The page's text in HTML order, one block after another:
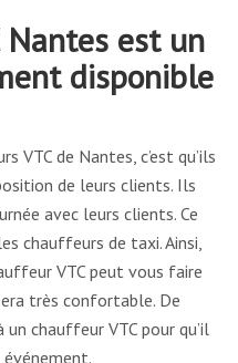
Nantes est un
disponible
VTC de Nantes, c’est qu’ils
de leurs clients. Ils
avec leurs clients. Ce
chauffeurs de taxi. Ainsi,
VTC peut vous faire
très confortable. De
chauffeur VTC pour qu’il
événement.